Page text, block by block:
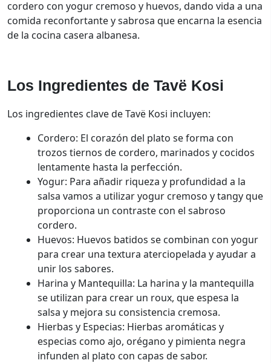
cordero con yogur cremoso y huevos, dando vida a una
comida reconfortante y sabrosa que encarna la esencia
de la cocina casera albanesa.
Los Ingredientes de Tavë Kosi
Los ingredientes clave de Tavë Kosi incluyen:
Cordero: El corazón del plato se forma con
trozos tiernos de cordero, marinados y cocidos
lentamente hasta la perfección.
Yogur: Para añadir riqueza y profundidad a la
salsa vamos a utilizar yogur cremoso y tangy que
proporciona un contraste con el sabroso
cordero.
Huevos: Huevos batidos se combinan con yogur
para crear una textura aterciopelada y ayudar a
unir los sabores.
Harina y Mantequilla: La harina y la mantequilla
se utilizan para crear un roux, que espesa la
salsa y mejora su consistencia cremosa.
Hierbas y Especias: Hierbas aromáticas y
especias como ajo, orégano y pimienta negra
infunden al plato con capas de sabor.